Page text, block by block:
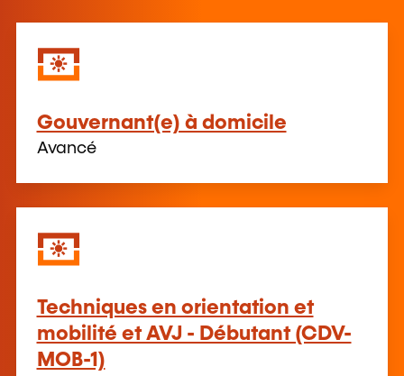
Gouvernant(e) à domicile
Avancé
Techniques en orientation et
mobilité et AVJ - Débutant (CDV-
MOB-1)